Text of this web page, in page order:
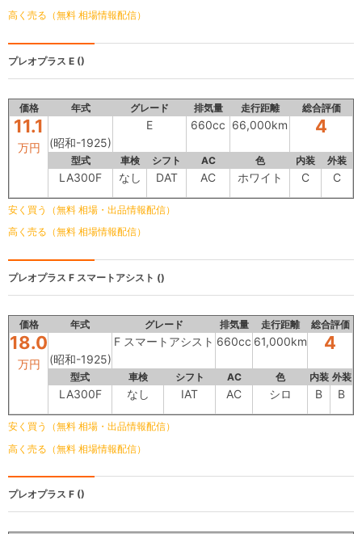
高く売る（無料 相場情報配信）
プレオプラス E ()
価格 年式 グレード 排気量 走行距離 総合評価
11.1
万円 (昭和-1925)
E 660cc 66,000km 4
型式 車検 シフト AC 色 内装 外装
LA300F なし DAT AC ホワイト C C
安く買う（無料 相場・出品情報配信）
高く売る（無料 相場情報配信）
プレオプラス F スマートアシスト ()
価格 年式 グレード 排気量 走行距離 総合評価
18.0
万円 (昭和-1925)
F スマートアシスト 660cc 61,000km 4
型式 車検 シフト AC 色 内装 外装
LA300F なし IAT AC シロ B B
安く買う（無料 相場・出品情報配信）
高く売る（無料 相場情報配信）
プレオプラス F ()